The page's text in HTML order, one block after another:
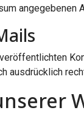
angegebenen